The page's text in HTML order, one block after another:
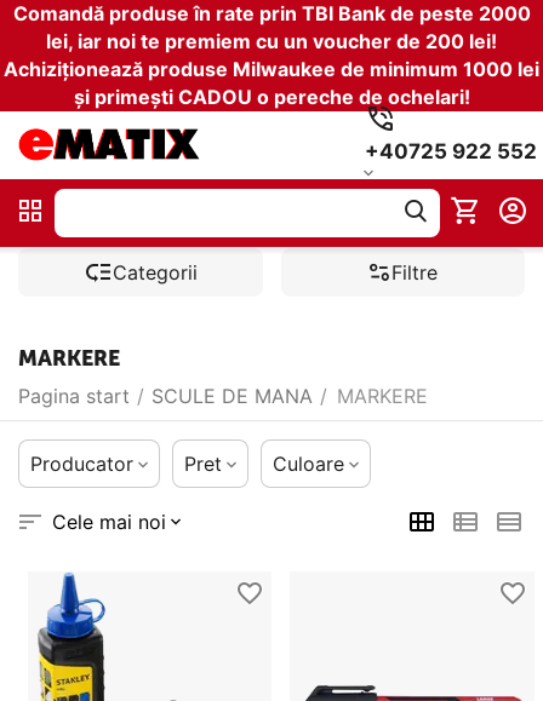
Comandă produse în rate prin TBI Bank de peste 2000
lei, iar noi te premiem cu un voucher de 200 lei!
Achiziționează produse Milwaukee de minimum 1000 lei
și primești CADOU o pereche de ochelari!
+40725 922 552
Categorii Filtre
MARKERE
Pagina start / SCULE DE MANA / MARKERE
Producator Pret Culoare
Cele mai noi